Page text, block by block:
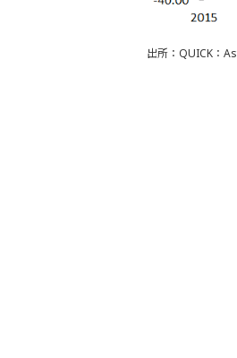
出所：QUICK：